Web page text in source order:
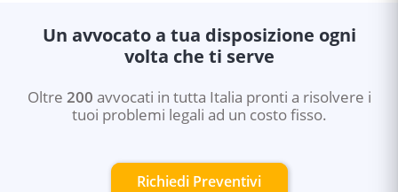
Un avvocato a tua disposizione ogni
volta che ti serve
Oltre 200 avvocati in tutta Italia pronti a risolvere i
tuoi problemi legali ad un costo fisso.
Richiedi Preventivi